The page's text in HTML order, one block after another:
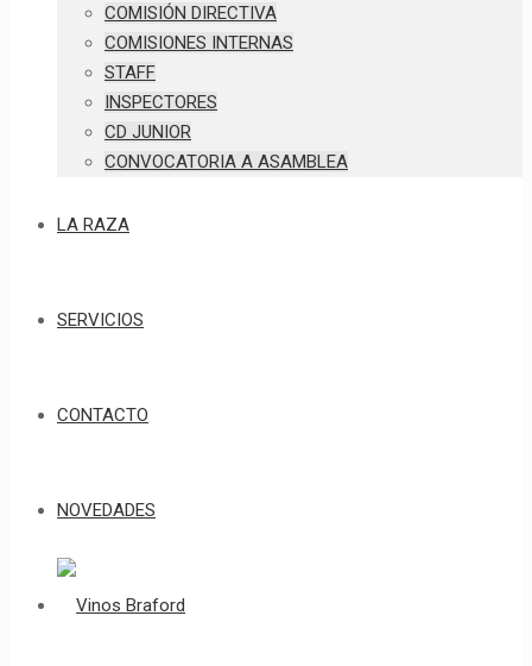
COMISIÓN DIRECTIVA
COMISIONES INTERNAS
STAFF
INSPECTORES
CD JUNIOR
CONVOCATORIA A ASAMBLEA
LA RAZA
SERVICIOS
CONTACTO
NOVEDADES